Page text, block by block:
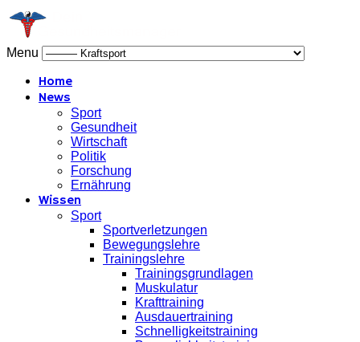
Menu
Home
News
Sport
Gesundheit
Wirtschaft
Politik
Forschung
Ernährung
Wissen
Sport
Sportverletzungen
Bewegungslehre
Trainingslehre
Trainingsgrundlagen
Muskulatur
Krafttraining
Ausdauertraining
Schnelligkeitstraining